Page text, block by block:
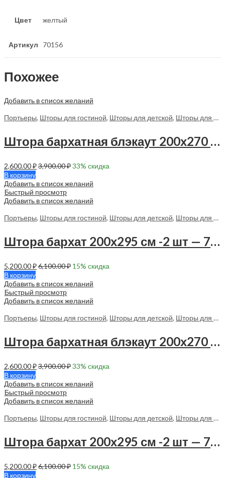
Цвет желтый
Артикул 70156
Похожее
Добавить в список желаний
Портьеры, Шторы для гостиной, Шторы для детской, Шторы для спальни
Штора бархатная блэкаут 200х270 см -1 шт — 70185 в спальню
2,600.00₽3,900.00₽33% скидка
В корзину
Добавить в список желаний
Быстрый просмотр
Добавить в список желаний
Портьеры, Шторы для гостиной, Шторы для детской, Шторы для спальни
Штора бархат 200х295 см -2 шт — 70174 в спальню, в гостиную
5,200.00₽6,100.00₽ 15% скидка
В корзину
Добавить в список желаний
Быстрый просмотр
Добавить в список желаний
Портьеры, Шторы для гостиной, Шторы для детской, Шторы для спальни
Штора бархатная блэкаут 200х270 см -1 шт — 70181 в спальню
2,600.00₽3,900.00₽33% скидка
В корзину
Добавить в список желаний
Быстрый просмотр
Добавить в список желаний
Портьеры, Шторы для гостиной, Шторы для детской, Шторы для спальни
Штора бархат 200х295 см -2 шт — 70163 в спальню, в гостиную
5,200.00₽6,100.00₽ 15% скидка
В корзину